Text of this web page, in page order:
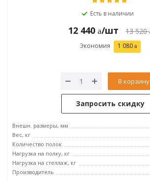
Есть в наличии
12 440 /шт 13 520
Экономия 1 080
В корзину
Запросить скидку
Внешн. размеры, мм
Вес, кг
Количество полок
Нагрузка на полку, кг
Нагрузка на стеллаж, кг
Производитель